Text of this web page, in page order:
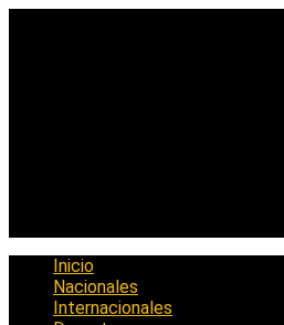
Inicio
Nacionales
Internacionales